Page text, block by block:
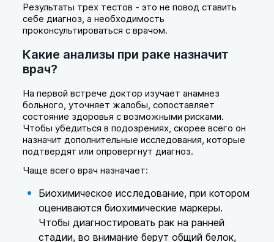
Результаты трех тестов - это не повод ставить
себе диагноз, а необходимость
проконсультироваться с врачом.
Какие анализы при раке назначит
врач?
На первой встрече доктор изучает анамнез
больного, уточняет жалобы, сопоставляет
состояние здоровья с возможными рисками.
Чтобы убедиться в подозрениях, скорее всего он
назначит дополнительные исследования, которые
подтвердят или опровергнут диагноз.
Чаще всего врач назначает:
Биохимическое исследование, при котором
оцениваются биохимические маркеры.
Чтобы диагностировать рак на ранней
стадии, во внимание берут общий белок,